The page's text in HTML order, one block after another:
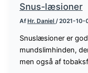
Snus-læsioner
AfHr. Daniel /2021-10-
Snuslæsioner er
mundslimhinden,
men også af